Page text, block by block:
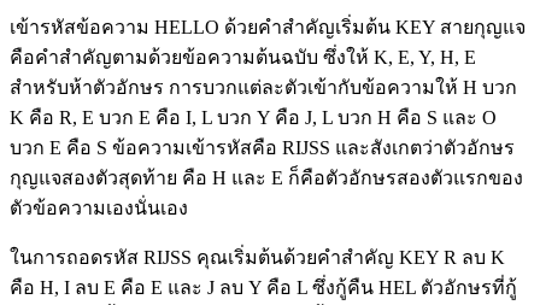
เข้ารหัสข้อความ HELLO ด้วยคำสำคัญเริ่มต้น KEY สายกุญแจ
คือคำสำคัญตามด้วยข้อความต้นฉบับ ซึ่งให้ K, E, Y, H, E
สำหรับห้าตัวอักษร การบวกแต่ละตัวเข้ากับข้อความให้ H บวก
K คือ R, E บวก E คือ I, L บวก Y คือ J, L บวก H คือ S และ O
บวก E คือ S ข้อความเข้ารหัสคือ RIJSS และสังเกตว่าตัวอักษร
กุญแจสองตัวสุดท้าย คือ H และ E ก็คือตัวอักษรสองตัวแรกของ
ตัวข้อความเองนั่นเอง
ในการถอดรหัส RIJSS คุณเริ่มต้นด้วยคำสำคัญ KEY R ลบ K
คือ H, I ลบ E คือ E และ J ลบ Y คือ L ซึ่งกู้คืน HEL ตัวอักษรที่กู้